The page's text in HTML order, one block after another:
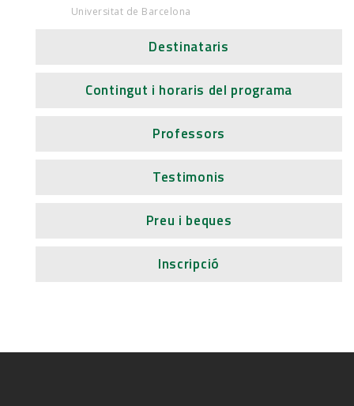
Universitat de Barcelona
Destinataris
Contingut i horaris del programa
Professors
Testimonis
Preu i beques
Inscripció